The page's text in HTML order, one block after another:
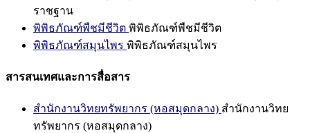
ราชฐาน
พิพิธภัณฑ์พืชมีชีวิต พิพิธภัณฑ์พืชมีชีวิต
พิพิธภัณฑ์สมุนไพร พิพิธภัณฑ์สมุนไพร
สารสนเทศและการสื่อสาร
สำนักงานวิทยทรัพยากร (หอสมุดกลาง) สำนักงานวิทย
ทรัพยากร (หอสมุดกลาง)